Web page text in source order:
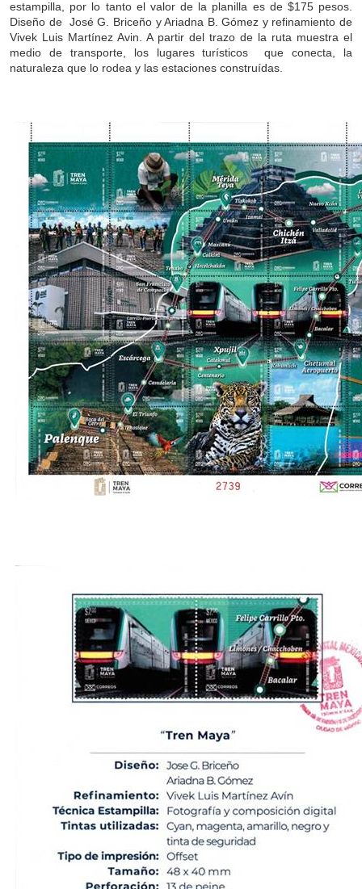
estampilla, por lo tanto el valor de la planilla es de $175 pesos.
Diseño de José G. Briceño y Ariadna B. Gómez y refinamiento de
Vivek Luis Martínez Avin. A partir del trazo de la ruta muestra el
medio de transporte, los lugares turísticos que conecta, la
naturaleza que lo rodea y las estaciones construídas.